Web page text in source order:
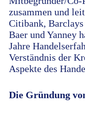
zusammen und
Citibank, Barclays
Baer und Yanney
Jahre
Verständnis der
Aspekte des
Die Gründung